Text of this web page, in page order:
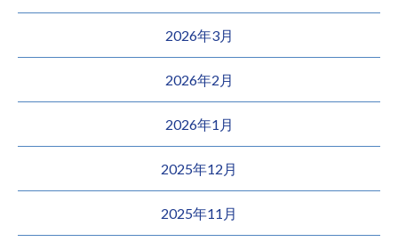
2026年3月
2026年2月
2026年1月
2025年12月
2025年11月